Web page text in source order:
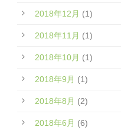
2018年12月 (1)
2018年11月 (1)
2018年10月 (1)
2018年9月 (1)
2018年8月 (2)
2018年6月 (6)